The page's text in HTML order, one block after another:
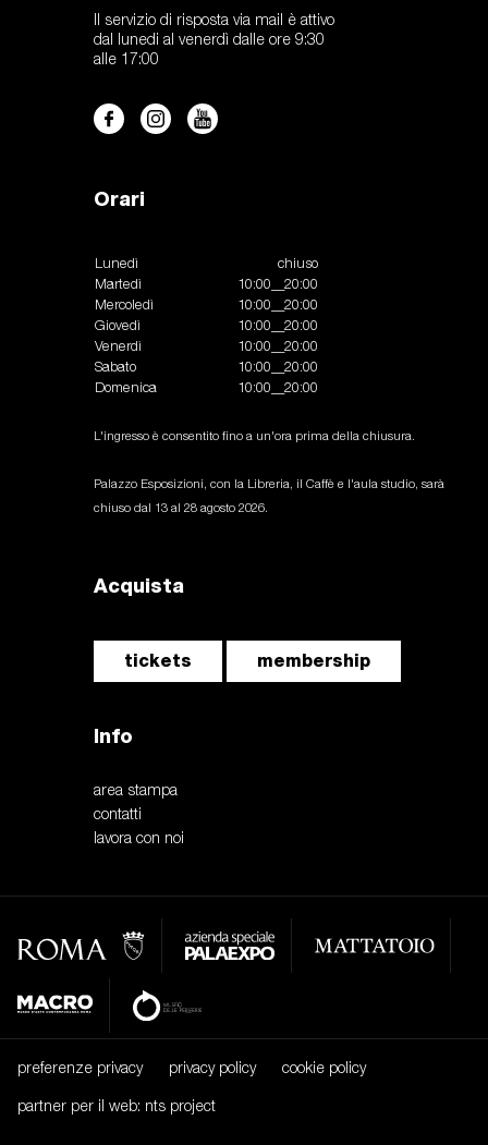
Il servizio di risposta via mail è attivo
dal lunedi al venerdì dalle ore 9:30
alle 17:00
Orari
Lunedì
chiuso
Martedì
10:00__20:00
Mercoledì
10:00__20:00
Giovedì
10:00__20:00
Venerdì
10:00__20:00
Sabato
10:00__20:00
Domenica
10:00__20:00
L'ingresso è consentito fino a un'ora prima della chiusura.
Palazzo Esposizioni, con la Libreria, il Caffè e l'aula studio, sarà
chiuso dal 13 al 28 agosto 2026.
Acquista
tickets membership
Info
area stampa
contatti
lavora con noi
preferenze privacy privacy policy cookie policy
partner per il web: nts project